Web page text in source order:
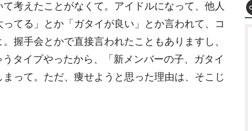
考えたことがなくて。アイドルになって、他人
てる」とか「ガタイが良い」とか言われて、コ
握手会とかで直接言われたこともありますし、
タイプやったから、「新メンバーの子、ガタイ
って。ただ、痩せようと思った理由は、そこじ